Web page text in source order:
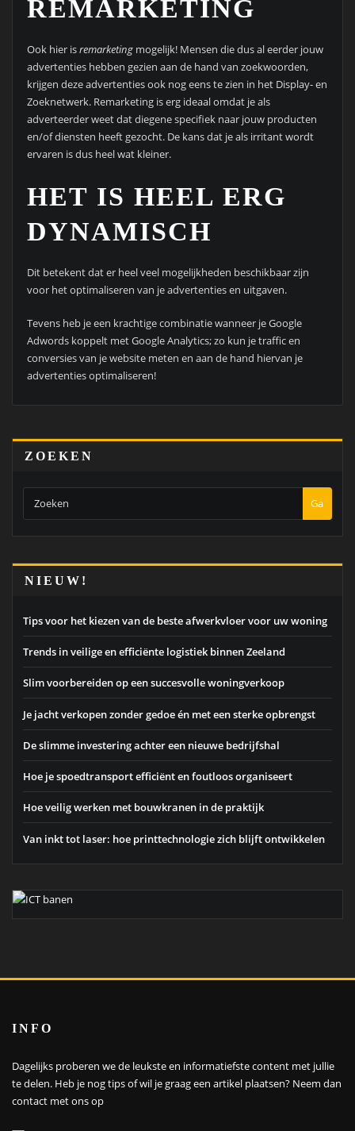
REMARKETING
Ook hier isremarketingmogelijk! Mensen die dus al eerder jouw
advertenties hebben gezien aan de hand van zoekwoorden,
krijgen deze advertenties ook nog eens te zien in het Display- en
Zoeknetwerk. Remarketing is erg ideaal omdat je als
adverteerder weet dat diegene specifiek naar jouw producten
en/of diensten heeft gezocht. De kans dat je als irritant wordt
ervaren is dus heel wat kleiner.
HET IS HEEL ERG
DYNAMISCH
Dit betekent dat er heel veel mogelijkheden beschikbaar zijn
voor het optimaliseren van je advertenties en uitgaven.
Tevens heb je een krachtige combinatie wanneer je Google
Adwords koppelt met Google Analytics; zo kun je traffic en
conversies van je website meten en aan de hand hiervan je
advertenties optimaliseren!
ZOEKEN
Ga
NIEUW!
Tips voor het kiezen van de beste afwerkvloer voor uw woning
Trends in veilige en efficiënte logistiek binnen Zeeland
Slim voorbereiden op een succesvolle woningverkoop
Je jacht verkopen zonder gedoe én met een sterke opbrengst
De slimme investering achter een nieuwe bedrijfshal
Hoe je spoedtransport efficiënt en foutloos organiseert
Hoe veilig werken met bouwkranen in de praktijk
Van inkt tot laser: hoe printtechnologie zich blijft ontwikkelen
INFO
Dagelijks proberen we de leukste en informatiefste content met jullie
te delen. Heb je nog tips of wil je graag een artikel plaatsen? Neem dan
contact met ons op